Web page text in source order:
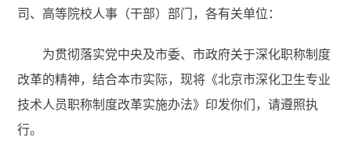
司、高等院校人事（干部）部门，各有关单位：
为贯彻落实党中央及市委、市政府关于深化职称制度
改革的精神，结合本市实际，现将《北京市深化卫生专业
技术人员职称制度改革实施办法》印发你们，请遵照执
行。